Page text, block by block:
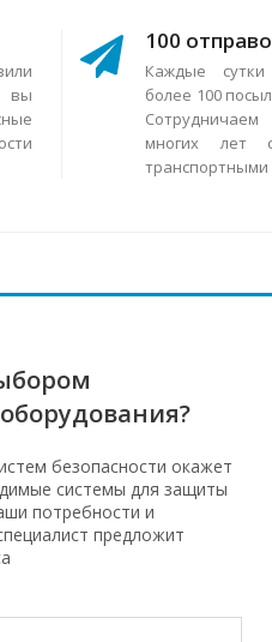
вы
100
Каждые
более 100
многих лет
безопасности окажет
системы для защиты
потребности и
предложит